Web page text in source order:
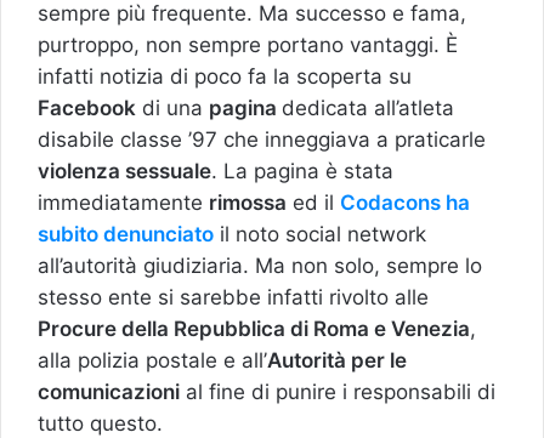
sempre più frequente. Ma successo e fama,
purtroppo, non sempre portano vantaggi. È
infatti notizia di poco fa la scoperta su
Facebook di una pagina dedicata all’atleta
disabile classe ’97 che inneggiava a praticarle
violenza sessuale. La pagina è stata
immediatamente rimossa ed il Codacons ha
subito denunciato il noto social network
all’autorità giudiziaria. Ma non solo, sempre lo
stesso ente si sarebbe infatti rivolto alle
Procure della Repubblica di Roma e Venezia,
alla polizia postale e all’Autorità per le
comunicazioni al fine di punire i responsabili di
tutto questo.